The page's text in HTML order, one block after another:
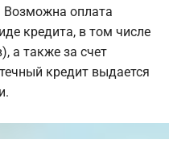
Возможна оплата
кредита, в том числе
а также за счет
кредит выдается